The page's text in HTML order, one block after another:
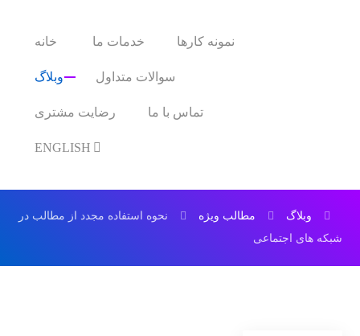
خانه خدمات ما نمونه کارها
وبلاگ سوالات متداول
رضایت مشتری تماس با ما
ENGLISH
وبلاگ مطالب ویژه
نحوه استفاده مجدد از مطالب در
شبکه های اجتماعی